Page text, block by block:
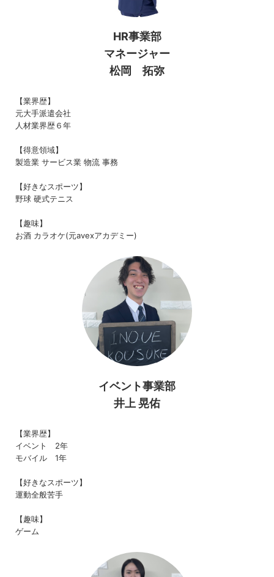
HR事業部
マネージャー
松岡 拓弥
【業界歴】
元大手派遣会社
人材業界歴６年
【得意領域】
製造業 サービス業 物流 事務
【好きなスポーツ】
野球 硬式テニス
【趣味】
お酒 カラオケ(元avexアカデミー)
イベント事業部
井上 晃佑
【業界歴】
イベント 2年
モバイル 1年
【好きなスポーツ】
運動全般苦手
【趣味】
ゲーム